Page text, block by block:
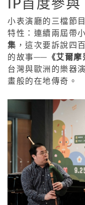
IP首度參與
小表演廳的三檔節
特性：連續兩屆帶
集 ，這次要訴說四
的故事── 《艾爾
台灣與歐洲的樂器
畫般的在地傳奇。